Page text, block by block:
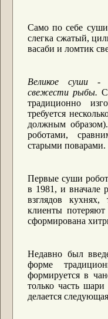
Само по себе
слегка сжатый,
васаби и ломтик
Великое суши -
свежести рыбы.
традиционно
требуется
должным
роботами,
старыми поварами.
Первые суши
в 1981, и вначале
взглядов
клиенты
сформирована
Недавно был
форме
формируется в
только часть
делается